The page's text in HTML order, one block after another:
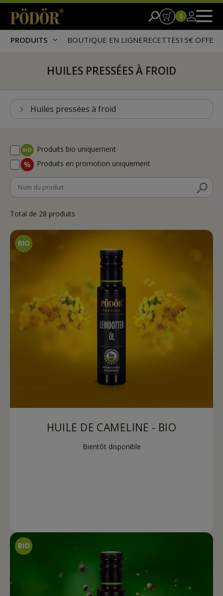
PRODUITS BOUTIQUE EN LIGNERECETTES15€
0
HUILES PRESSÉES À FROID
Huiles pressées à froid
Produits bio uniquement
Produits en promotion uniquement
Total de 28 produits
HUILE DE CAMELINE - BIO
Bientôt disponible